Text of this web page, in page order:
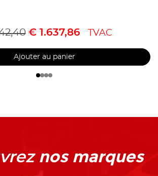
€1.637,86 TVAC
Ajouter au panier
nos marques